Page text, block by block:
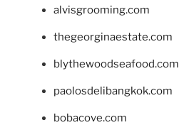
alvisgrooming.com
thegeorginaestate.com
blythewoodseafood.com
paolosdelibangkok.com
bobacove.com